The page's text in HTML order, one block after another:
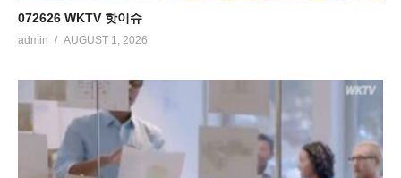
072626 WKTV 핫이슈
admin AUGUST 1, 2026